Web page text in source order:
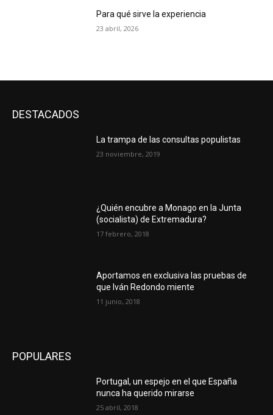
Para qué sirve la experiencia
23 abril, 2026
DESTACADOS
La trampa de las consultas populistas
23 noviembre, 2019
¿Quién encubre a Monago en la Junta
(socialista) de Extremadura?
17 febrero, 2018
Aportamos en exclusiva las pruebas de
que Iván Redondo miente
11 junio, 2018
POPULARES
Portugal, un espejo en el que España
nunca ha querido mirarse
25 abril, 2018